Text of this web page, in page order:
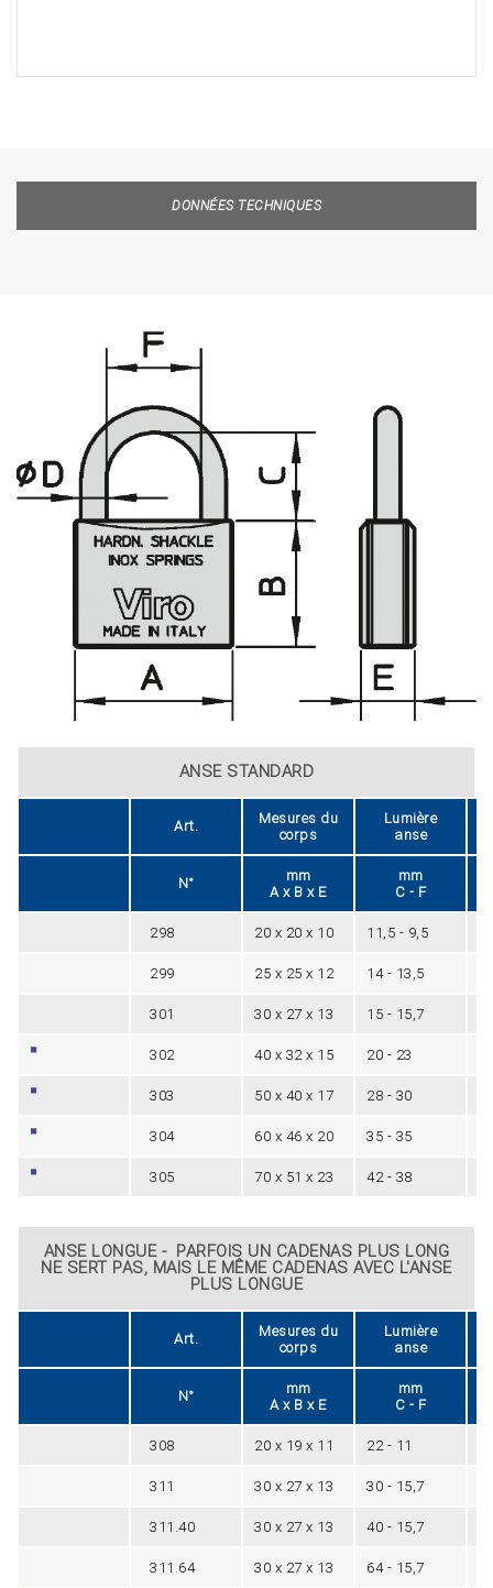
DONNÉES TECHNIQUES
ANSE STANDARD
Art.
Mesures du
corps
Lumière
anse
N°
mm
A x B x E
mm
C - F
298 20 x 20 x 10 11,5 - 9,5
299 25 x 25 x 12 14 - 13,5
301 30 x 27 x 13 15 - 15,7
302 40 x 32 x 15 20 - 23
303 50 x 40 x 17 28 - 30
304 60 x 46 x 20 35 - 35
305 70 x 51 x 23 42 - 38
ANSE LONGUE - PARFOIS UN CADENAS PLUS LONG
NE SERT PAS, MAIS LE MÊME CADENAS AVEC L'ANSE
PLUS LONGUE
Art.
Mesures du
corps
Lumière
anse
N°
mm
A x B x E
mm
C - F
308 20 x 19 x 11 22 - 11
311 30 x 27 x 13 30 - 15,7
311.40 30 x 27 x 13 40 - 15,7
311.64 30 x 27 x 13 64 - 15,7